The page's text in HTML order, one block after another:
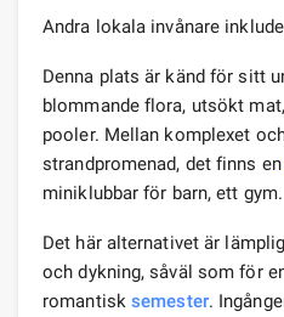
Andra lokala invånare
Denna plats är känd för sitt
blommande flora, utsökt
pooler. Mellan komplexet
strandpromenad, det finns en
miniklubbar för barn, ett gym.
Det här alternativet är
och dykning, såväl som för
romantisk semester.